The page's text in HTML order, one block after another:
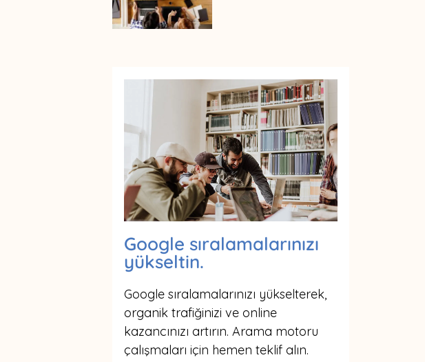
Google sıralamalarınızı
yükseltin.
Google sıralamalarınızı yükselterek,
organik trafiğinizi ve online
kazancınızı artırın. Arama motoru
çalışmaları için hemen teklif alın.